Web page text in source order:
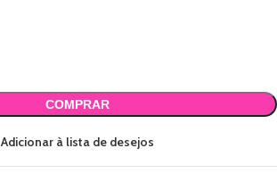
COMPRAR
Adicionar à lista de desejos